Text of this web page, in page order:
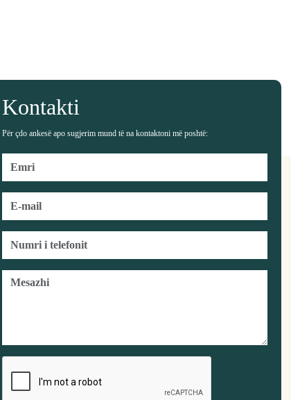
Kontakti
Për çdo ankesë apo sugjerim mund të na kontaktoni më poshtë: